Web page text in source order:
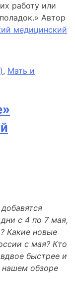
работу или
Автор
медицинский
, Мать и
с 4 по 7 мая,
Какие новые
с мая? Кто
быстрее и
обзоре